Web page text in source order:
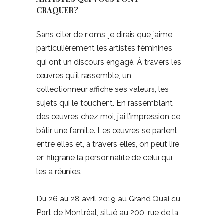
CRAQUER?
Sans citer de noms, je dirais que j’aime
particulièrement les artistes féminines
qui ont un discours engagé. À travers les
œuvres qu’il rassemble, un
collectionneur affiche ses valeurs, les
sujets qui le touchent. En rassemblant
des œuvres chez moi, j’ai l’impression de
bâtir une famille. Les œuvres se parlent
entre elles et, à travers elles, on peut lire
en filigrane la personnalité de celui qui
les a réunies.
Du 26 au 28 avril 2019 au Grand Quai du
Port de Montréal, situé au 200, rue de la